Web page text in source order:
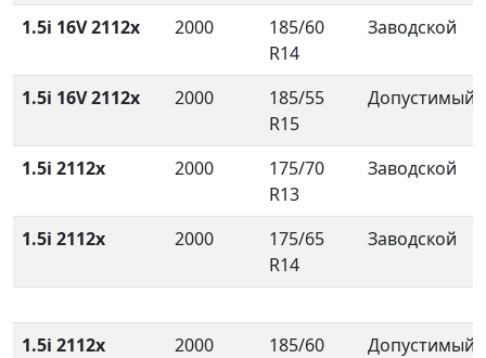
1.5i 16V 2112x 2000
185/60
R14
Заводской
1.5i 16V 2112x 2000
185/55
R15
Допустимый
1.5i 2112x 2000
175/70
R13
Заводской
1.5i 2112x 2000
175/65
R14
Заводской
1.5i 2112x 2000
185/60
Допустимый